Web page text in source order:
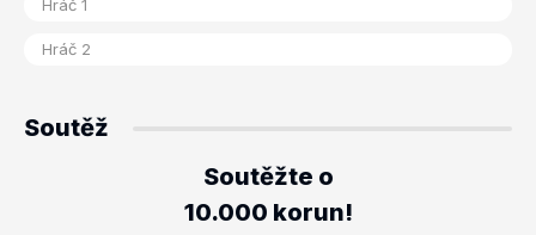
Soutěž
Soutěžte o
10.000 korun!